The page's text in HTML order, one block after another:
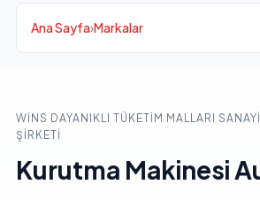
Ana Sayfa›Markalar
WINS DAYANIKLI TÜKETIM MALLARI
ŞIRKETI
Kurutma Makinesi